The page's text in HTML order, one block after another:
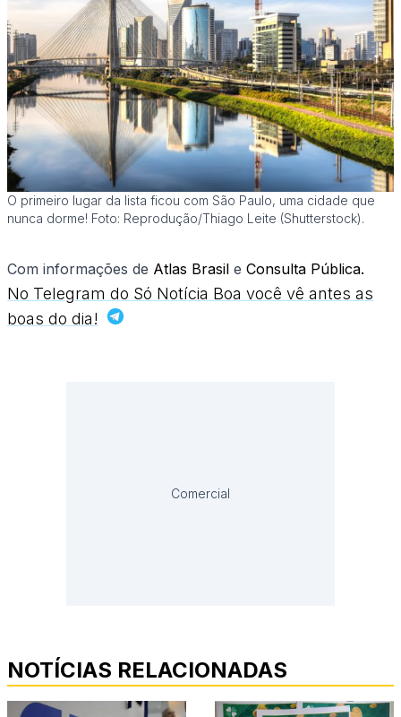
O primeiro lugar da lista ficou com São Paulo, uma cidade que
nunca dorme! Foto: Reprodução/Thiago Leite (Shutterstock).
Com informações de Atlas Brasil e Consulta Pública.
No Telegram do Só Notícia Boa você vê antes as
boas do dia!
Comercial
NOTÍCIAS RELACIONADAS